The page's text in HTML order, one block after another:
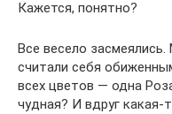
Кажется, понятно?
Все весело
считали себя
всех цветов — одна
чудная? И вдруг какая-